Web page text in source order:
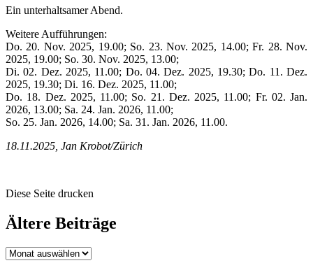
Ein unterhaltsamer Abend.
Weitere Aufführungen:
Do. 20. Nov. 2025, 19.00; So. 23. Nov. 2025, 14.00; Fr. 28. Nov.
2025, 19.00; So. 30. Nov. 2025, 13.00;
Di. 02. Dez. 2025, 11.00; Do. 04. Dez. 2025, 19.30; Do. 11. Dez.
2025, 19.30; Di. 16. Dez. 2025, 11.00;
Do. 18. Dez. 2025, 11.00; So. 21. Dez. 2025, 11.00; Fr. 02. Jan.
2026, 13.00; Sa. 24. Jan. 2026, 11.00;
So. 25. Jan. 2026, 14.00; Sa. 31. Jan. 2026, 11.00.
18.11.2025, Jan Krobot/Zürich
Diese Seite drucken
Ältere Beiträge